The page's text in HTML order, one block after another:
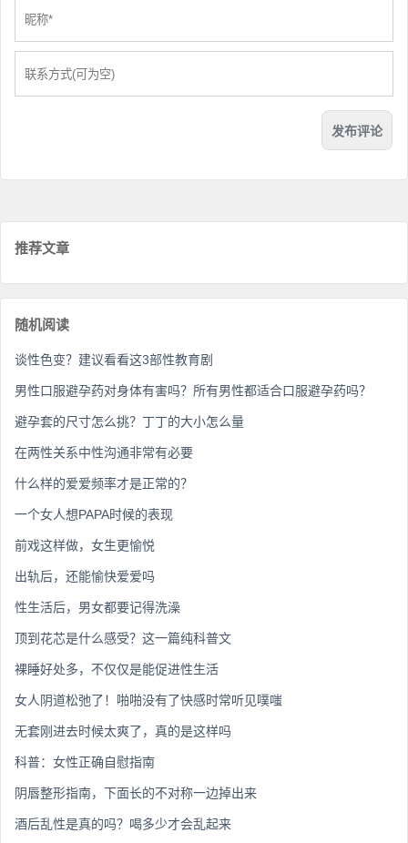
推荐文章
随机阅读
谈性色变？建议看看这3部性教育剧
男性口服避孕药对身体有害吗？所有男性都适合口服避孕药吗？
避孕套的尺寸怎么挑？丁丁的大小怎么量
在两性关系中性沟通非常有必要
什么样的爱爱频率才是正常的？
一个女人想PAPA时候的表现
前戏这样做，女生更愉悦
出轨后，还能愉快爱爱吗
性生活后，男女都要记得洗澡
顶到花芯是什么感受？这一篇纯科普文
裸睡好处多，不仅仅是能促进性生活
女人阴道松弛了！啪啪没有了快感时常听见噗嗤
无套刚进去时候太爽了，真的是这样吗
科普：女性正确自慰指南
阴唇整形指南，下面长的不对称一边掉出来
酒后乱性是真的吗？喝多少才会乱起来